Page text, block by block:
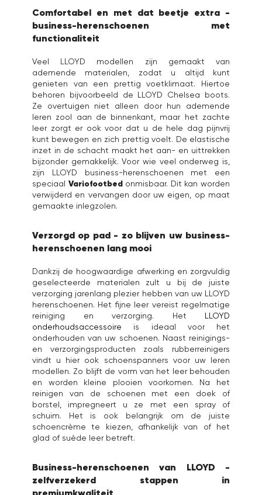
Comfortabel en met dat beetje extra -
business-herenschoenen met
functionaliteit
Veel LLOYD modellen zijn gemaakt van
ademende materialen, zodat u altijd kunt
genieten van een prettig voetklimaat. Hiertoe
behoren bijvoorbeeld de LLOYD Chelsea boots.
Ze overtuigen niet alleen door hun ademende
leren zool aan de binnenkant, maar het zachte
leer zorgt er ook voor dat u de hele dag pijnvrij
kunt bewegen en zich prettig voelt. De elastische
inzet in de schacht maakt het aan- en uittrekken
bijzonder gemakkelijk. Voor wie veel onderweg is,
zijn LLOYD business-herenschoenen met een
speciaal Variofootbedonmisbaar. Dit kan worden
verwijderd en vervangen door uw eigen, op maat
gemaakte inlegzolen.
Verzorgd op pad - zo blijven uw business-
herenschoenen lang mooi
Dankzij de hoogwaardige afwerking en zorgvuldig
geselecteerde materialen zult u bij de juiste
verzorging jarenlang plezier hebben van uw LLOYD
herenschoenen. Het fijne leer vereist regelmatige
reiniging en verzorging. Het LLOYD
onderhoudsaccessoire is ideaal voor het
onderhouden van uw schoenen. Naast reinigings-
en verzorgingsproducten zoals rubberreinigers
vindt u hier ook schoenspanners voor uw leren
modellen. Zo blijft de vorm van het leer behouden
en worden kleine plooien voorkomen. Na het
reinigen van de schoenen met een doek of
borstel, impregneert u ze met een spray of
schuim. Het is ook belangrijk om de juiste
schoencrème te kiezen, afhankelijk van of het
glad of suède leer betreft.
Business-herenschoenen van LLOYD -
zelfverzekerd stappen in